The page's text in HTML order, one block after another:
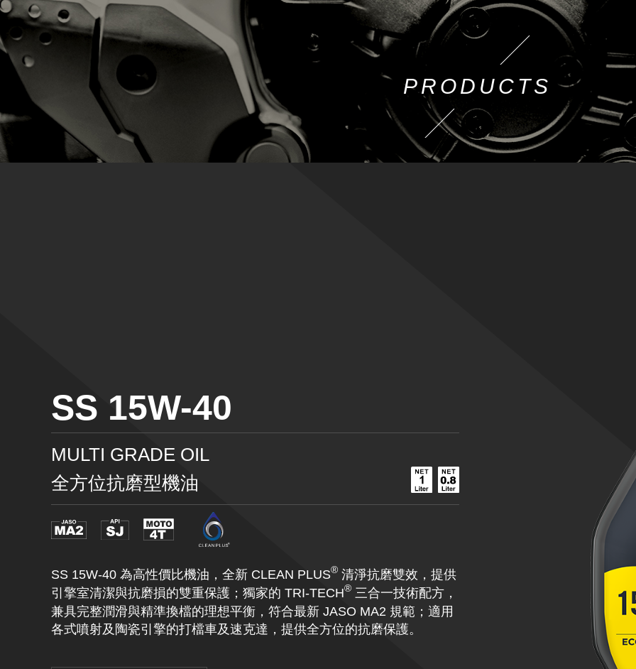
PRODUCTS
SS 15W-40
MULTI GRADE OIL
全方位抗磨型機油
SS 15W-40 為高性價比機油，全新 CLEAN PLUS® 清淨抗磨雙效，提供
引擎室清潔與抗磨損的雙重保護；獨家的 TRI-TECH® 三合一技術配方，
兼具完整潤滑與精準換檔的理想平衡，符合最新 JASO MA2 規範；適用
各式噴射及陶瓷引擎的打檔車及速克達，提供全方位的抗磨保護。